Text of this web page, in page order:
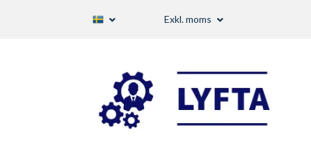
Exkl. moms